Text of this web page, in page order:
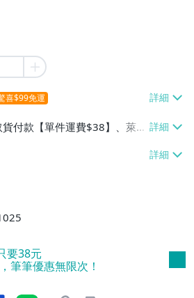
喜$99免運
貨付款【單件運費$38】、萊爾
單件運費$60】、宅配/貨運
】
要38元
筆筆優惠無限次！